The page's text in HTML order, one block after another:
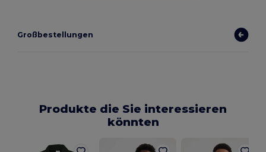
Großbestellungen
Produkte die Sie interessieren
könnten